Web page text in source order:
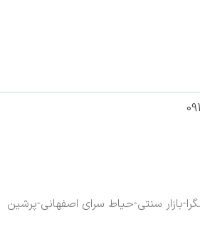
بازار سنتی-حیاط سرای اصفهانی-پرشین